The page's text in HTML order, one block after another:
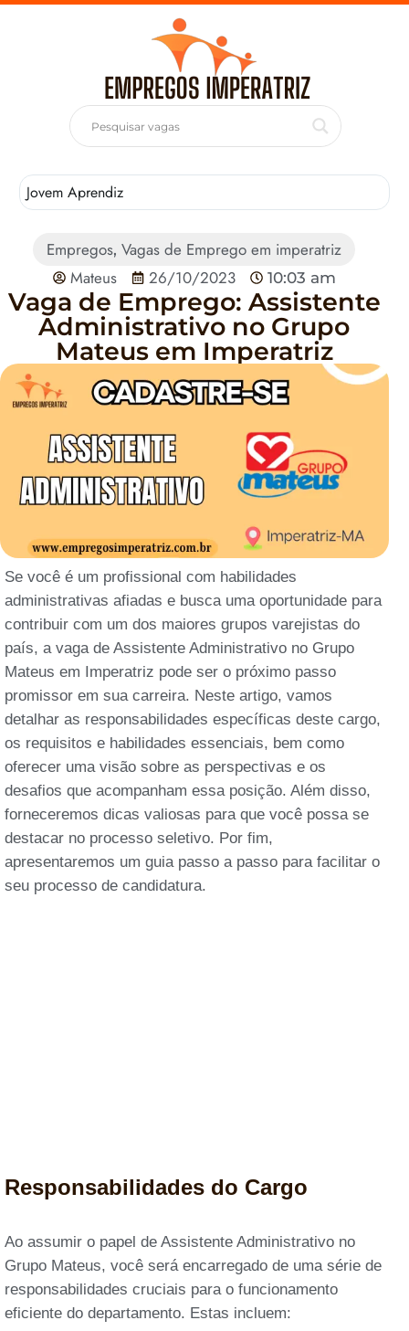
Jovem Aprendiz
Empregos,Vagas de Emprego em imperatriz
Mateus
26/10/2023 10:03 am
Vaga de Emprego: Assistente
Administrativo no Grupo
Mateus em Imperatriz
Se você é um profissional com habilidades
administrativas afiadas e busca uma oportunidade para
contribuir com um dos maiores grupos varejistas do
país, a vaga de Assistente Administrativo no Grupo
Mateus em Imperatriz pode ser o próximo passo
promissor em sua carreira. Neste artigo, vamos
detalhar as responsabilidades específicas deste cargo,
os requisitos e habilidades essenciais, bem como
oferecer uma visão sobre as perspectivas e os
desafios que acompanham essa posição. Além disso,
forneceremos dicas valiosas para que você possa se
destacar no processo seletivo. Por fim,
apresentaremos um guia passo a passo para facilitar o
seu processo de candidatura.
Responsabilidades do Cargo
Ao assumir o papel de Assistente Administrativo no
Grupo Mateus, você será encarregado de uma série de
responsabilidades cruciais para o funcionamento
eficiente do departamento. Estas incluem: